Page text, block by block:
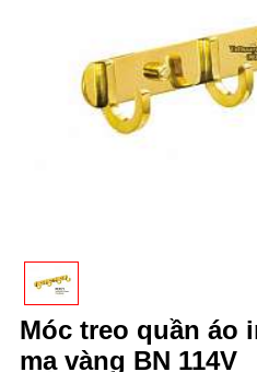
Móc treo quần áo
mạ vàng BN 114V